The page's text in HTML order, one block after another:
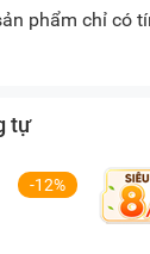
phẩm chỉ có
tự
-12%